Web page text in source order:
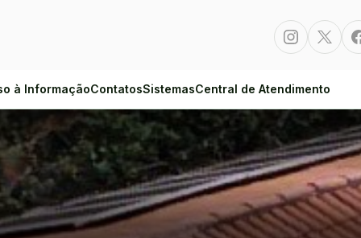
Instagram
à InformaçãoContatosSistemasCentral de Atendimento